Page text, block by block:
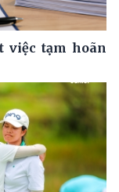
việc tạm hoãn